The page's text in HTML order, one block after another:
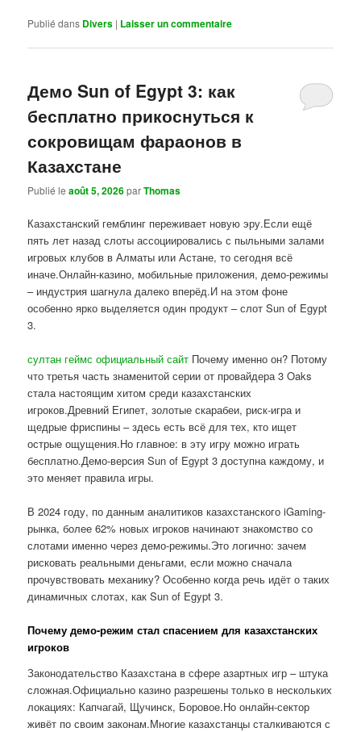
Publié dans Divers | Laisser un commentaire
Демо Sun of Egypt 3: как
бесплатно прикоснуться к
сокровищам фараонов в
Казахстане
Publié leaoût 5, 2026parThomas
Казахстанский гемблинг переживает новую эру.Если ещё
пять лет назад слоты ассоциировались с пыльными залами
игровых клубов в Алматы или Астане, то сегодня всё
иначе.Онлайн-казино, мобильные приложения, демо-режимы
– индустрия шагнула далеко вперёд.И на этом фоне
особенно ярко выделяется один продукт – слот Sun of Egypt
3.
султан геймс официальный сайт Почему именно он? Потому
что третья часть знаменитой серии от провайдера 3 Oaks
стала настоящим хитом среди казахстанских
игроков.Древний Египет, золотые скарабеи, риск-игра и
щедрые фриспины – здесь есть всё для тех, кто ищет
острые ощущения.Но главное: в эту игру можно играть
бесплатно.Демо-версия Sun of Egypt 3 доступна каждому, и
это меняет правила игры.
В 2024 году, по данным аналитиков казахстанского iGaming-
рынка, более 62% новых игроков начинают знакомство со
слотами именно через демо-режимы.Это логично: зачем
рисковать реальными деньгами, если можно сначала
прочувствовать механику? Особенно когда речь идёт о таких
динамичных слотах, как Sun of Egypt 3.
Почему демо-режим стал спасением для казахстанских
игроков
Законодательство Казахстана в сфере азартных игр – штука
сложная.Официально казино разрешены только в нескольких
локациях: Капчагай, Щучинск, Боровое.Но онлайн-сектор
живёт по своим законам.Многие казахстанцы сталкиваются с